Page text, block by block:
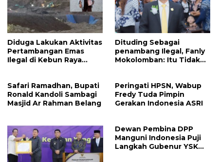
Diduga Lakukan Aktivitas
Pertambangan Emas
Ilegal di Kebun Raya
Sondakh
Dituding Sebagai
penambang Ilegal, Fanly
Mokolomban: Itu Tidak
Safari Ramadhan, Bupati
Ronald Kandoli Sambagi
Masjid Ar Rahman Belang
Peringati HPSN, Wabup
Fredy Tuda Pimpin
Gerakan Indonesia ASRI
Dewan Pembina DPP
Manguni Indonesia Puji
Langkah Gubenur YSK